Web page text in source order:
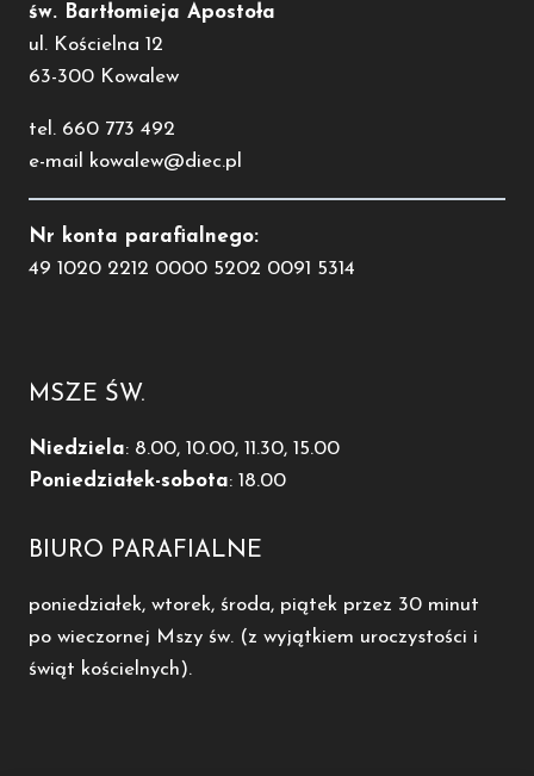
św. Bartłomieja Apostoła
ul. Kościelna 12
63-300 Kowalew
tel. 660 773 492
e-mail kowalew@diec.pl
Nr konta parafialnego:
49 1020 2212 0000 5202 0091 5314
MSZE ŚW.
Niedziela: 8.00, 10.00, 11.30, 15.00
Poniedziałek-sobota: 18.00
BIURO PARAFIALNE
poniedziałek, wtorek, środa, piątek przez 30 minut
po wieczornej Mszy św. (z wyjątkiem uroczystości i
świąt kościelnych).